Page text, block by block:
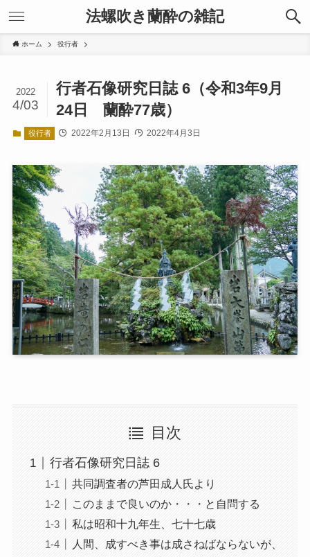
法螺吹き蘭酔の雑記
ホーム 役行者
行者石像研究日誌 6（令和3年9月
24日 蘭酔77歳）
2022
4/03
役行者 2022年2月13日 2022年4月3日
目次
行者石像研究日誌 6
共同調査者の芦田成人氏より
このままで良いのか・・・と自問する
私は昭和十九年生、七十七歳
人間、成すべき事は成さねばならないが、